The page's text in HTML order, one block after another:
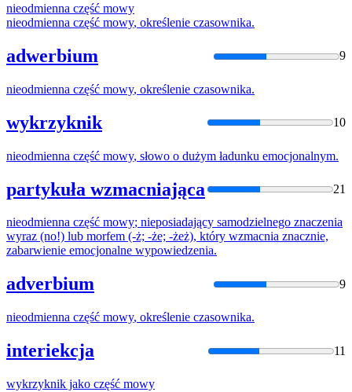
nieodmienna część mowy
nieodmienna część mowy, określenie czasownika.
adwerbium 9
nieodmienna część mowy, określenie czasownika.
wykrzyknik 10
nieodmienna część mowy, słowo o dużym ładunku emocjonalnym.
partykuła wzmacniająca 21
nieodmienna część mowy; nieposiadający samodzielnego znaczenia
wyraz (no!) lub morfem (-ż; -że; -żeż), który wzmacnia znacznie,
zabarwienie emocjonalne wypowiedzenia.
adverbium 9
nieodmienna część mowy, określenie czasownika.
interiekcja 11
wykrzyknik jako część mowy